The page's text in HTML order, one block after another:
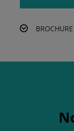
BROCHURE